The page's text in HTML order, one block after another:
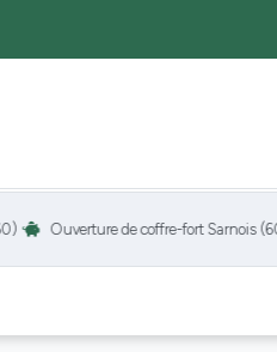
Ouverture de coffre-fort Sarnois (60)